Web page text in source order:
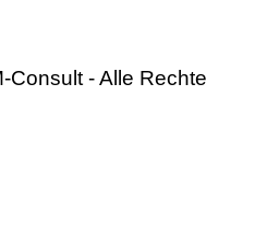
Consult - Alle Rechte